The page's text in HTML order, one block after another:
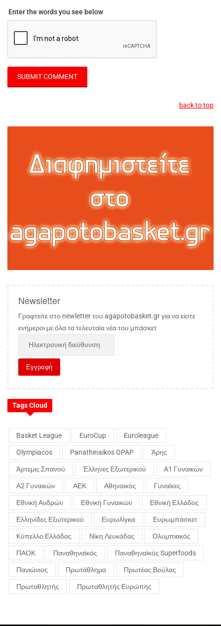
Enter the words you see below
back to top
Newsletter
Γραφτείτε στο newletter του agapotobasket.gr για να είστε
ενήμεροι με όλα τα τελευταία νέα του μπάσκετ
Tags Cloud
Basket League EuroCup Euroleague
Olympiacos Panathinaikos OPAP Άρης
Άρτεμις Σπανού Έλληνες Εξωτερικού Α1 Γυναικών
Α2 Γυναικών ΑΕΚ Αθηναικός Γυναίκες
Εθνική Ανδρών Εθνική Γυναικών Εθνική Ελλάδος
Ελληνίδες Εξωτερικού Ευρωλίγκα Ευρωμπάσκετ
Κύπελλο Ελλάδας Νίκη Λευκάδας Ολυμπιακός
ΠΑΟΚ Παναθηναϊκός Παναθηναϊκός Superfoods
Πανιώνιος Πρωτάθλημα Πρωτέας Βούλας
Πρωταθλητής Πρωταθλητής Ευρώπης